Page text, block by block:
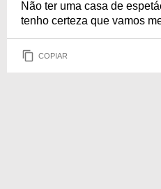
Não ter uma casa de
tenho certeza que vamos
COPIAR